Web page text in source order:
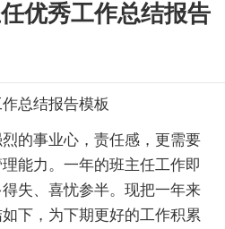
优秀工作总结报告
总结报告模板
事业心，责任感，更需要
能力。一年的班主任工作即
失、喜忧参半。现把一年来
下，为下期更好的工作积累